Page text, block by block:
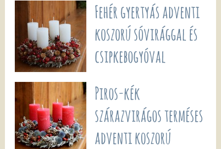
Fehér gyertyás adventi
koszorú sóvirággal és
csipkebogyóval
Piros-kék
szárazvirágos terméses
adventi koszorú